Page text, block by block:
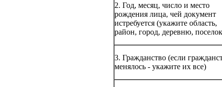
2. Год, месяц, число и место
рождения лица, чей документ
истребуется (укажите область,
район, город, деревню,
3. Гражданство (если
менялось - укажите их все)